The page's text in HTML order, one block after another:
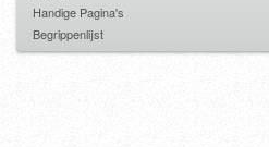
Handige Pagina's
Begrippenlijst